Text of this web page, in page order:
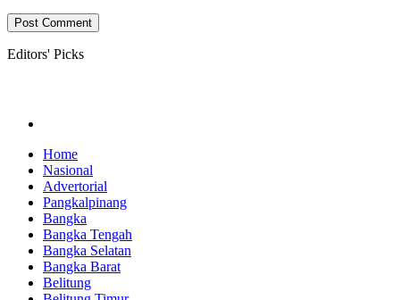
Editors' Picks
Home
Nasional
Advertorial
Pangkalpinang
Bangka
Bangka Tengah
Bangka Selatan
Bangka Barat
Belitung